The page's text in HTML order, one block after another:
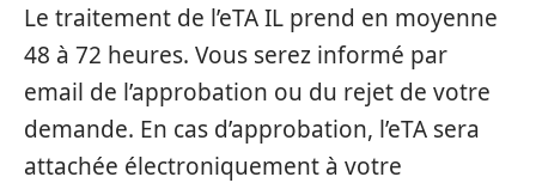
Le traitement de l’eTA IL prend en moyenne
48 à 72 heures. Vous serez informé par
email de l’approbation ou du rejet de votre
demande. En cas d’approbation, l’eTA sera
attachée électroniquement à votre